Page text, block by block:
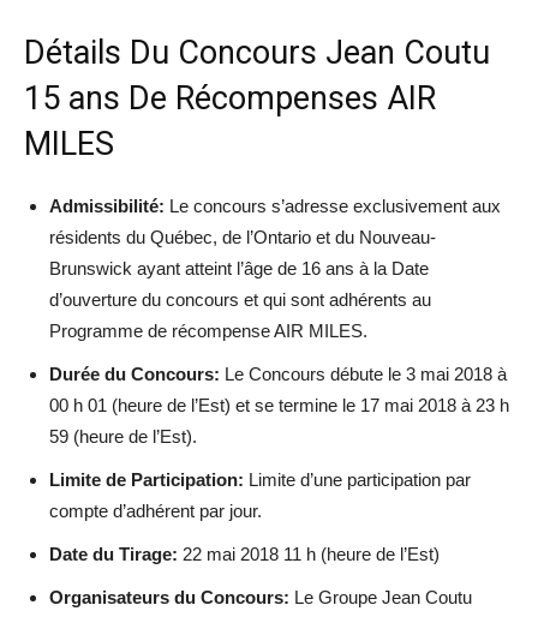
Détails Du Concours Jean Coutu
15 ans De Récompenses AIR
MILES
Admissibilité: Le concours s’adresse exclusivement aux
résidents du Québec, de l’Ontario et du Nouveau-
Brunswick ayant atteint l’âge de 16 ans à la Date
d’ouverture du concours et qui sont adhérents au
Programme de récompense AIR MILES.
Durée du Concours: Le Concours débute le 3 mai 2018 à
00 h 01 (heure de l’Est) et se termine le 17 mai 2018 à 23 h
59 (heure de l’Est).
Limite de Participation: Limite d’une participation par
compte d’adhérent par jour.
Date du Tirage: 22 mai 2018 11 h (heure de l’Est)
Organisateurs du Concours: Le Groupe Jean Coutu